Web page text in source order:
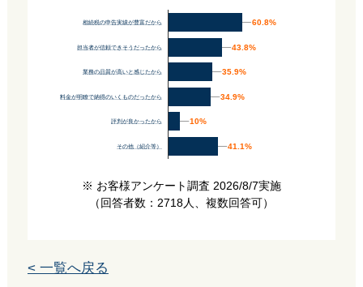
相続税の申告実績が豊富だから
担当者が信頼できそうだったから
業務の品質が高いと感じたから
料金が明瞭で納得のいくものだったから
評判が良かったから
その他（紹介等）
60.8%
60.8%
43.8%
43.8%
35.9%
35.9%
34.9%
34.9%
10%
10%
41.1%
41.1%
※ お客様アンケート調査 2026/8/7実施
（回答者数：2718人、複数回答可）
< 一覧へ戻る